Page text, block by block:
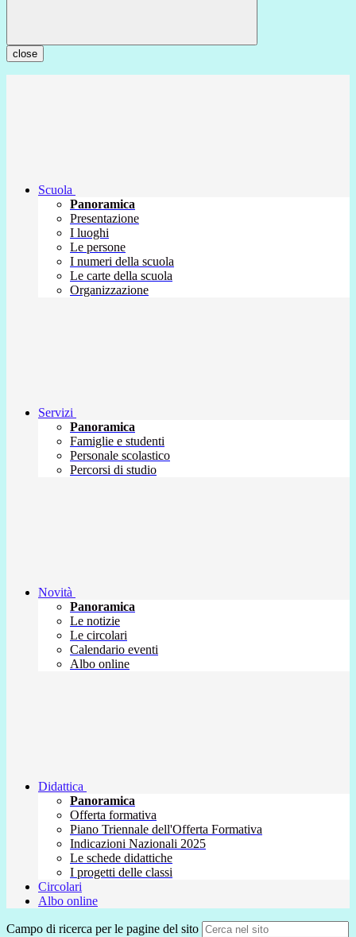
close
Scuola
Panoramica
Presentazione
I luoghi
Le persone
I numeri della scuola
Le carte della scuola
Organizzazione
Servizi
Panoramica
Famiglie e studenti
Personale scolastico
Percorsi di studio
Novità
Panoramica
Le notizie
Le circolari
Calendario eventi
Albo online
Didattica
Panoramica
Offerta formativa
Piano Triennale dell'Offerta Formativa
Indicazioni Nazionali 2025
Le schede didattiche
I progetti delle classi
Circolari
Albo online
Campo di ricerca per le pagine del sito